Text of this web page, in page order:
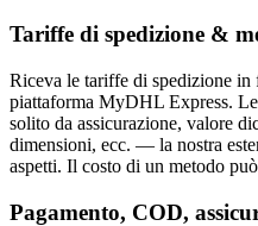
Tariffe di spedizione &
Riceva le tariffe di spedizione in
piattaforma MyDHL Express.
solito da assicurazione, valore
dimensioni, ecc. — la nostra
aspetti. Il costo di un metodo
Pagamento, COD,